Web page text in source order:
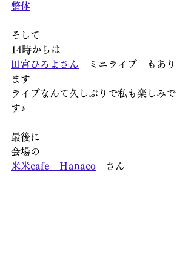
整体
そして
14時からは
田宮ひろよさん ミニライブ　もあり
ます
ライブなんて久しぶりで私も楽しみで
す♪
最後に
会場の
米米cafe　Ｈanaco さん